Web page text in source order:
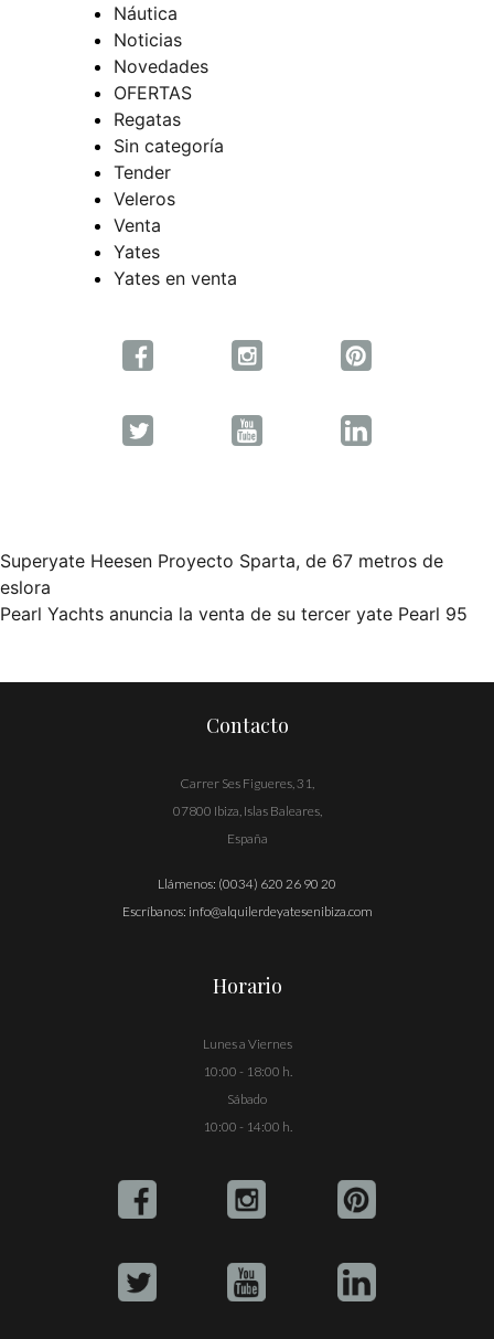
Náutica
Noticias
Novedades
OFERTAS
Regatas
Sin categoría
Tender
Veleros
Venta
Yates
Yates en venta
Navegación
de
Superyate Heesen Proyecto Sparta, de 67 metros de
eslora
Pearl Yachts anuncia la venta de su tercer yate Pearl 95
Contacto
Carrer Ses Figueres, 31,
07800 Ibiza, Islas Baleares,
España
Llámenos: (0034) 620 26 90 20
Escríbanos: info@alquilerdeyatesenibiza.com
Horario
Lunes a Viernes
10:00 - 18:00 h.
Sábado
10:00 - 14:00 h.